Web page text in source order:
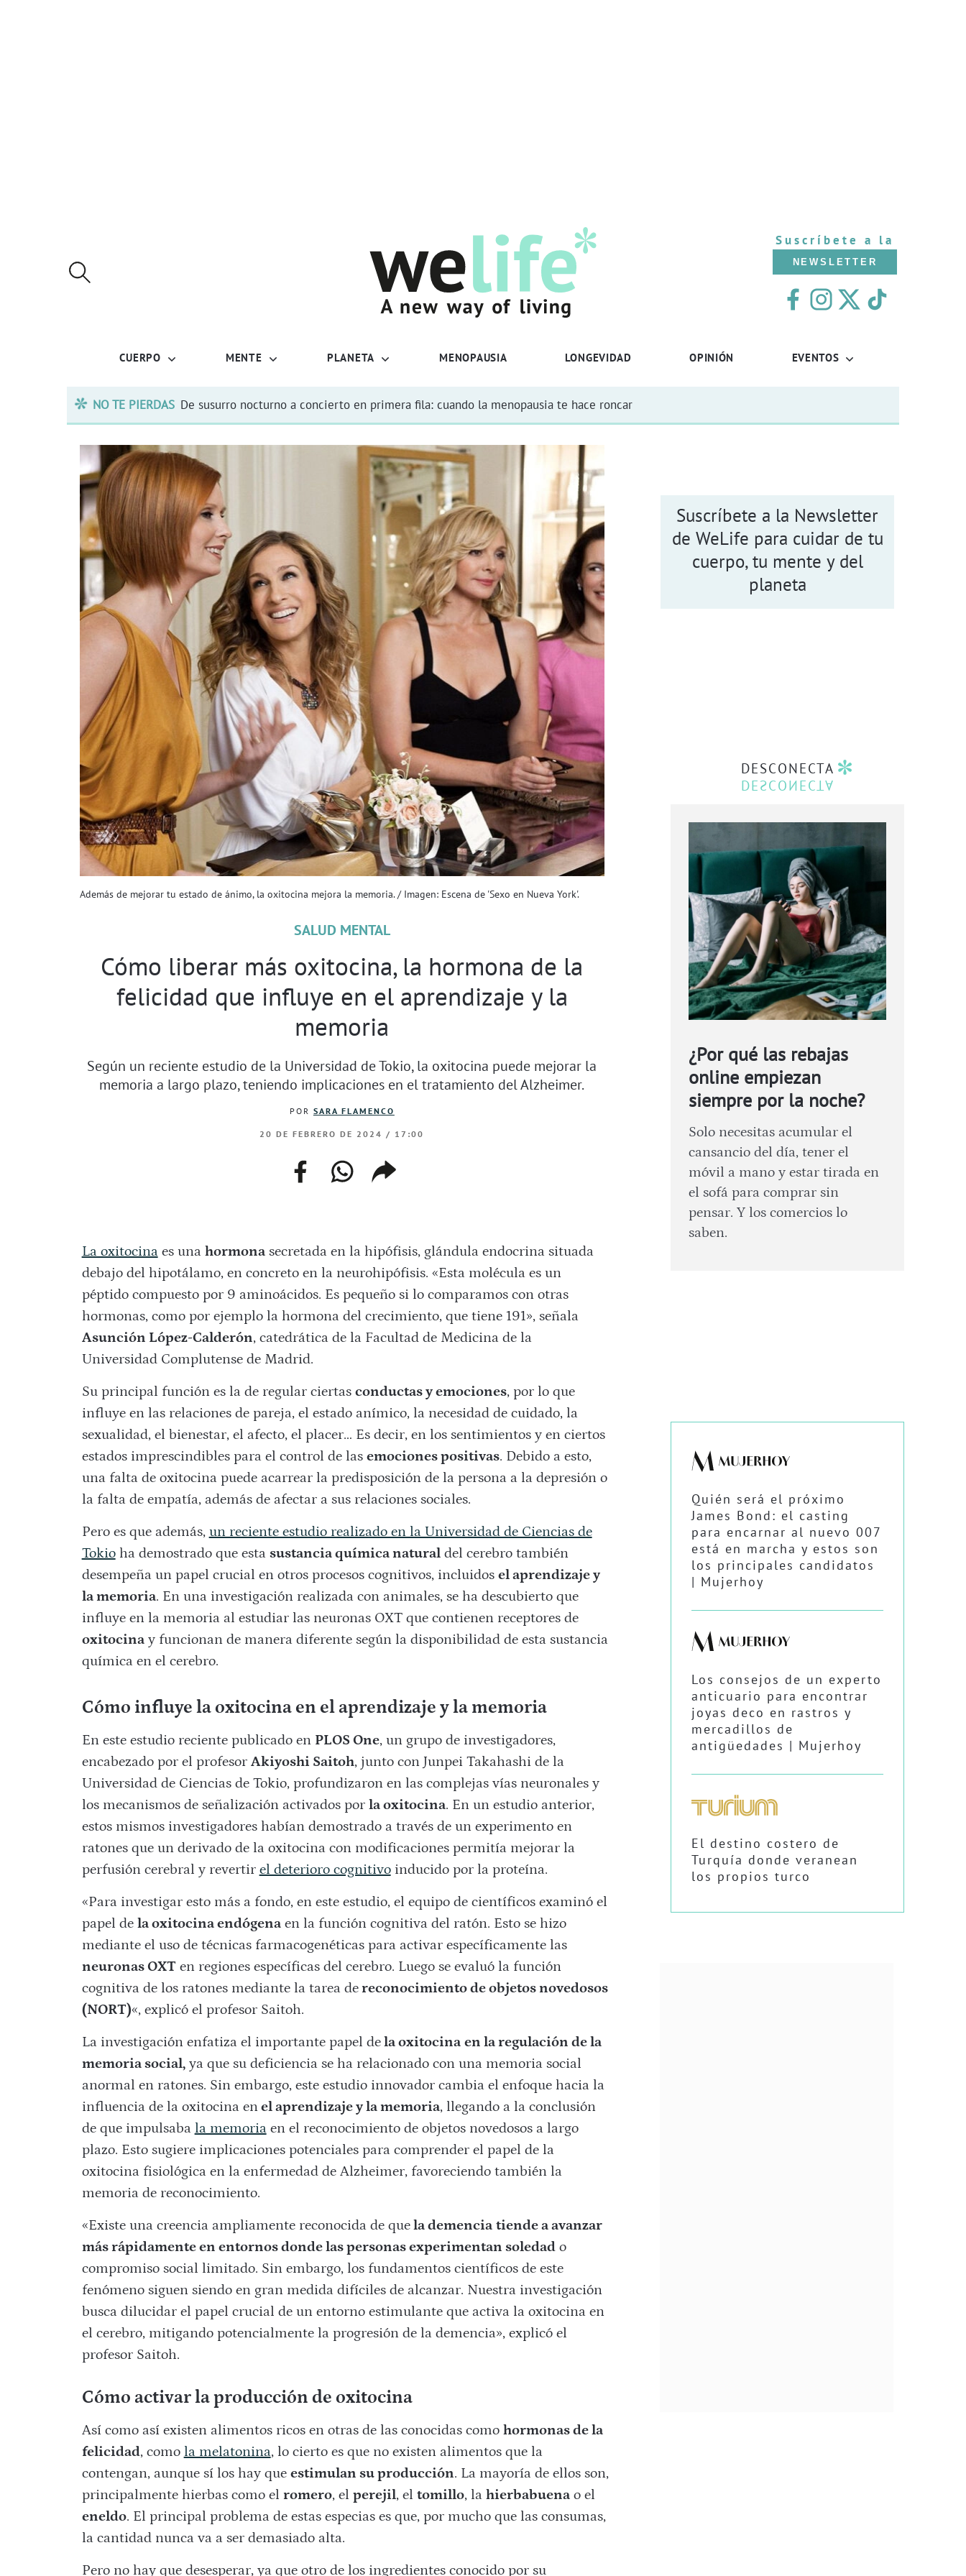
Suscríbete a la
NEWSLETTER
CUERPO MENTE PLANETA MENOPAUSIA LONGEVIDAD OPINIÓN EVENTOS
NO TE PIERDAS De susurro nocturno a concierto en primera fila: cuando la menopausia te hace roncar
Además de mejorar tu estado de ánimo, la oxitocina mejora la memoria. / Imagen: Escena de 'Sexo en Nueva York'.
SALUD MENTAL
Cómo liberar más oxitocina, la hormona de la
felicidad que influye en el aprendizaje y la
memoria
Según un reciente estudio de la Universidad de Tokio, la oxitocina puede mejorar la
memoria a largo plazo, teniendo implicaciones en el tratamiento del Alzheimer.
POR SARA FLAMENCO
20 DE FEBRERO DE 2024 / 17:00
facebookwhatsapp
web
copiar
enlace
La oxitocinaes una hormonasecretada en la hipófisis, glándula endocrina situada
debajo del hipotálamo, en concreto en la neurohipófisis. «Esta molécula es un
péptido compuesto por 9 aminoácidos. Es pequeño si lo comparamos con otras
hormonas, como por ejemplo la hormona del crecimiento, que tiene 191», señala
Asunción López-Calderón, catedrática de la Facultad de Medicina de la
Universidad Complutense de Madrid.
Su principal función es la de regular ciertas conductas y emociones, por lo que
influye en las relaciones de pareja, el estado anímico, la necesidad de cuidado, la
sexualidad, el bienestar, el afecto, el placer… Es decir, en los sentimientos y en ciertos
estados imprescindibles para el control de las emociones positivas. Debido a esto,
una falta de oxitocina puede acarrear la predisposición de la persona a la depresión o
la falta de empatía, además de afectar a sus relaciones sociales.
Pero es que además, un reciente estudio realizado en la Universidad de Ciencias de
Tokioha demostrado que esta sustancia química naturaldel cerebro también
desempeña un papel crucial en otros procesos cognitivos, incluidos el aprendizaje y
la memoria. En una investigación realizada con animales, se ha descubierto que
influye en la memoria al estudiar las neuronas OXT que contienen receptores de
oxitocinay funcionan de manera diferente según la disponibilidad de esta sustancia
química en el cerebro.
Cómo influye la oxitocina en el aprendizaje y la memoria
En este estudio reciente publicado en PLOS One, un grupo de investigadores,
encabezado por el profesor Akiyoshi Saitoh, junto con Junpei Takahashi de la
Universidad de Ciencias de Tokio, profundizaron en las complejas vías neuronales y
los mecanismos de señalización activados por la oxitocina. En un estudio anterior,
estos mismos investigadores habían demostrado a través de un experimento en
ratones que un derivado de la oxitocina con modificaciones permitía mejorar la
perfusión cerebral y revertir el deterioro cognitivoinducido por la proteína.
«Para investigar esto más a fondo, en este estudio, el equipo de científicos examinó el
papel de la oxitocina endógenaen la función cognitiva del ratón. Esto se hizo
mediante el uso de técnicas farmacogenéticas para activar específicamente las
neuronas OXT en regiones específicas del cerebro. Luego se evaluó la función
cognitiva de los ratones mediante la tarea dereconocimiento de objetos novedosos
(NORT)«, explicó el profesor Saitoh.
La investigación enfatiza el importante papel dela oxitocina en la regulación de la
memoria social,ya que su deficiencia se ha relacionado con una memoria social
anormal en ratones. Sin embargo, este estudio innovador cambia el enfoque hacia la
influencia de la oxitocina enel aprendizaje y la memoria, llegando a la conclusión
de que impulsaba la memoriaen el reconocimiento de objetos novedosos a largo
plazo. Esto sugiere implicaciones potenciales para comprender el papel de la
oxitocina fisiológica en la enfermedad de Alzheimer, favoreciendo también la
memoria de reconocimiento.
«Existe una creencia ampliamente reconocida de quela demencia tiende a avanzar
más rápidamente en entornos donde las personas experimentan soledado
compromiso social limitado. Sin embargo, los fundamentos científicos de este
fenómeno siguen siendo en gran medida difíciles de alcanzar. Nuestra investigación
busca dilucidar el papel crucial de un entorno estimulante que activa la oxitocina en
el cerebro, mitigando potencialmente la progresión de la demencia», explicó el
profesor Saitoh.
Cómo activar la producción de oxitocina
Así como así existen alimentos ricos en otras de las conocidas como hormonas de la
felicidad, como la melatonina, lo cierto es que no existen alimentos que la
contengan, aunque sí los hay que estimulan su producción. La mayoría de ellos son,
principalmente hierbas como el romero, el perejil, el tomillo, la hierbabuenao el
eneldo. El principal problema de estas especias es que, por mucho que las consumas,
la cantidad nunca va a ser demasiado alta.
Pero no hay que desesperar, ya que otro de los ingredientes conocido por su
Suscríbete a la Newsletter
de WeLife para cuidar de tu
cuerpo, tu mente y del
planeta
DESCONECTA
¿Por qué las rebajas
online empiezan
siempre por la noche?
Solo necesitas acumular el
cansancio del día, tener el
móvil a mano y estar tirada en
el sofá para comprar sin
pensar. Y los comercios lo
saben.
Quién será el próximo
James Bond: el casting
para encarnar al nuevo 007
está en marcha y estos son
los principales candidatos
| Mujerhoy
Los consejos de un experto
anticuario para encontrar
joyas deco en rastros y
mercadillos de
antigüedades | Mujerhoy
El destino costero de
Turquía donde veranean
los propios turco